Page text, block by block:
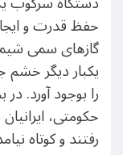
حفظ قدرت و
گازهای سمی
یکبار دیگر خشم
را بوجود آورد.
حکومتی،
رفتند و کوتاه